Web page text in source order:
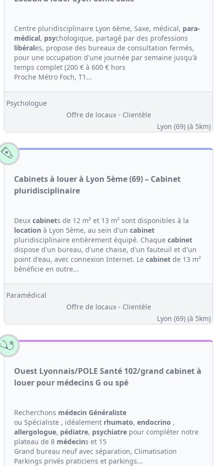
Centre pluridisciplinaire Lyon 6ème, Saxe, médical, para-
médical, psychologique, partagé par des professions
libérales, propose des bureaux de consultation fermés,
pour une occupation d'une journée par semaine jusqu'à
temps complet (200 € à 600 € hors
Proche Métro Foch, T1...
Psychologue
Offre de locaux - Clientèle
Lyon (69) (à 5km)
Cabinets à louer à Lyon 5ème (69) – Cabinet
pluridisciplinaire
Deux cabinets de 12 m² et 13 m² sont disponibles à la
location à Lyon 5ème, au sein d'un cabinet
pluridisciplinaire entièrement équipé. Chaque cabinet
dispose d'un bureau, d'une chaise, d'un fauteuil et d'un
point d'eau, avec connexion Internet. Le cabinet de 13 m²
bénéficie en outre...
Paramédical
Offre de locaux - Clientèle
Lyon (69) (à 5km)
Ouest Lyonnais/POLE Santé 102/grand cabinet à
louer pour médecins G ou spé
Recherchons médecin Généraliste
ou Spécialiste , idéalement rhumato, endocrino ,
allergologue, pédiatre, psychiatre pour compléter notre
plateau de 8 médecins et 15
Grand bureau neuf avec séparation, Climatisation
Parkings privés praticiens et parkings...